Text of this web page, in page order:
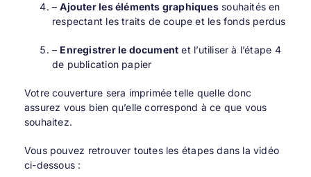
–Ajouter les éléments graphiquessouhaités en
respectant les traits de coupe et les fonds perdus
– Enregistrer le document et l’utiliser à l’étape 4
de publication papier
Votre couverture sera imprimée telle quelle donc
assurez vous bien qu’elle correspond à ce que vous
souhaitez.
Vous pouvez retrouver toutes les étapes dans la vidéo
ci-dessous :